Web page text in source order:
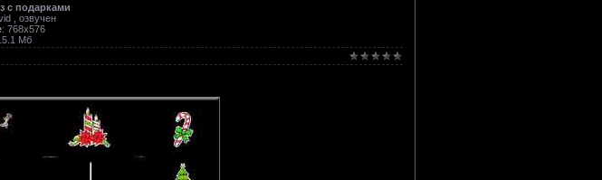
с подарками
, озвучен
: 768х576
Мб